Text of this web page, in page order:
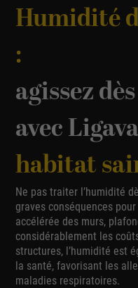
Humidité
:
agissez
avec
habitat
Ne pas traiter l’humidité
graves conséquences
accélérée des murs,
considérablement les
structures, l’humidité est
la santé, favorisant les
maladies respiratoires.